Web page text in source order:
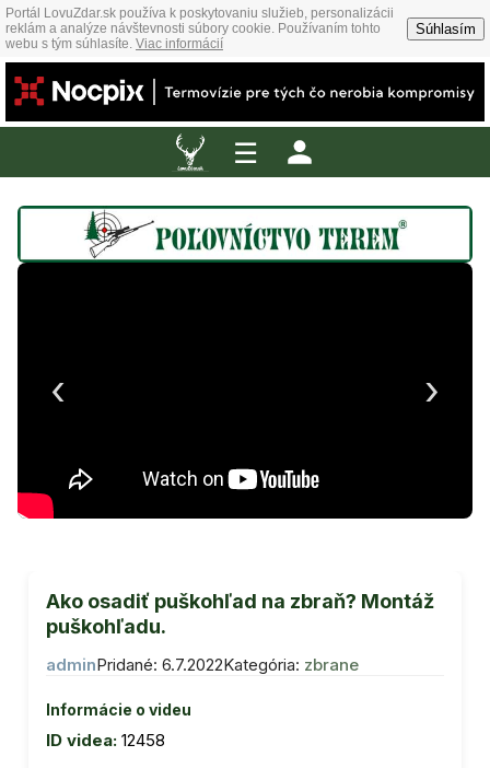
Portál LovuZdar.sk používa k poskytovaniu služieb, personalizácii
reklám a analýze návštevnosti súbory cookie. Používaním tohto
webu s tým súhlasíte. Viac informácií
Súhlasím
☰
‹ ›
Ako osadiť puškohľad na zbraň? Montáž
puškohľadu.
adminPridané: 6.7.2022Kategória: zbrane
Informácie o videu
ID videa: 12458